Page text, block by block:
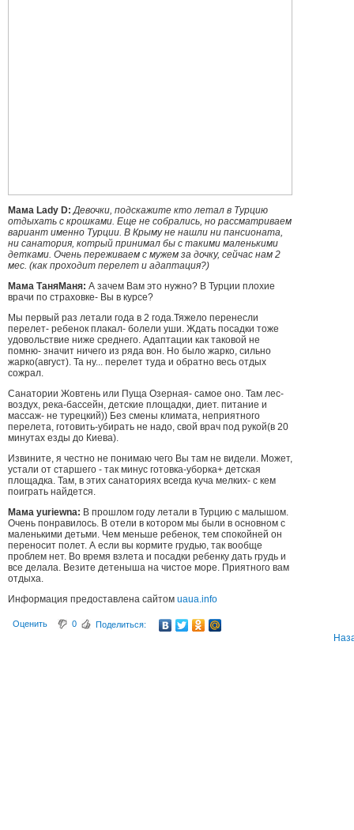
Мама Lady D:Девочки, подскажите кто летал в Турцию
отдыхать с крошками. Еще не собрались, но рассматриваем
вариант именно Турции. В Крыму не нашли ни пансионата,
ни санатория, котрый принимал бы с такими маленькими
детками. Очень переживаем с мужем за дочку, сейчас нам 2
мес. (как проходит перелет и адаптация?)
Мама ТаняМаня: А зачем Вам это нужно? В Турции плохие
врачи по страховке- Вы в курсе?
Мы первый раз летали года в 2 года.Тяжело перенесли
перелет- ребенок плакал- болели уши. Ждать посадки тоже
удовольствие ниже среднего. Адаптации как таковой не
помню- значит ничего из ряда вон. Но было жарко, сильно
жарко(август). Та ну... перелет туда и обратно весь отдых
сожрал.
Санатории Жовтень или Пуща Озерная- самое оно. Там лес-
воздух, река-бассейн, детские площадки, диет. питание и
массаж- не турецкий)) Без смены климата, неприятного
перелета, готовить-убирать не надо, свой врач под рукой(в 20
минутах езды до Киева).
Извините, я честно не понимаю чего Вы там не видели. Может,
устали от старшего - так минус готовка-уборка+ детская
площадка. Там, в этих санаториях всегда куча мелких- с кем
поиграть найдется.
Мама yuriewna: В прошлом году летали в Турцию с малышом.
Очень понравилось. В отели в котором мы были в основном с
маленькими детьми. Чем меньше ребенок, тем спокойней он
переносит полет. А если вы кормите грудью, так вообще
проблем нет. Во время взлета и посадки ребенку дать грудь и
все делала. Везите детеныша на чистое море. Приятного вам
отдыха.
Информация предоставлена сайтом uaua.info
Оценить 0 Поделиться: